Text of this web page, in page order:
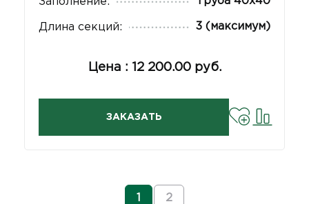
Длина секций: 3 (максимум)
Цена : 12 200.00 руб.
ЗАКАЗАТЬ
2